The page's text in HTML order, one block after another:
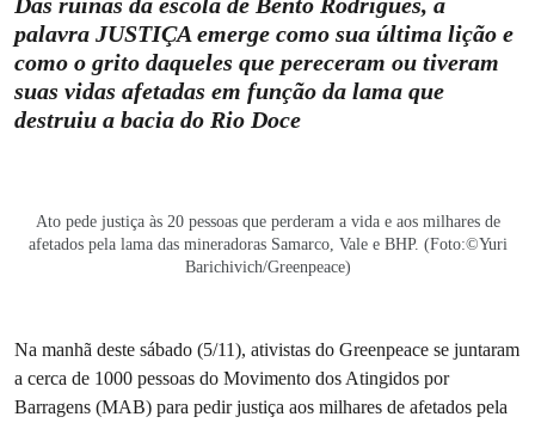
palavra JUSTIÇA emerge como sua última lição e
como o grito daqueles que pereceram ou tiveram
suas vidas afetadas em função da lama que
destruiu a bacia do Rio Doce
Ato pede justiça às 20 pessoas que perderam a vida e aos milhares de
afetados pela lama das mineradoras Samarco, Vale e BHP. (Foto:©Yuri
Barichivich/Greenpeace)
Na manhã deste sábado (5/11), ativistas do Greenpeace se juntaram
a cerca de 1000 pessoas do Movimento dos Atingidos por
Barragens (MAB) para pedir justiça aos milhares de afetados pela